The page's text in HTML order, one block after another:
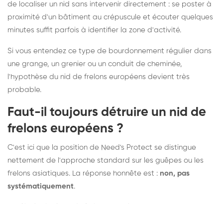
de localiser un nid sans intervenir directement : se poster à
proximité d'un bâtiment au crépuscule et écouter quelques
minutes suffit parfois à identifier la zone d'activité.
Si vous entendez ce type de bourdonnement régulier dans
une grange, un grenier ou un conduit de cheminée,
l'hypothèse du nid de frelons européens devient très
probable.
Faut-il toujours détruire un nid de
frelons européens ?
C'est ici que la position de Need's Protect se distingue
nettement de l'approche standard sur les guêpes ou les
frelons asiatiques. La réponse honnête est : non, pas
systématiquement.